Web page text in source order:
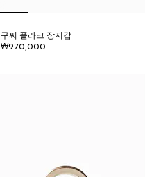
구찌 플라크 장지갑
₩970,000